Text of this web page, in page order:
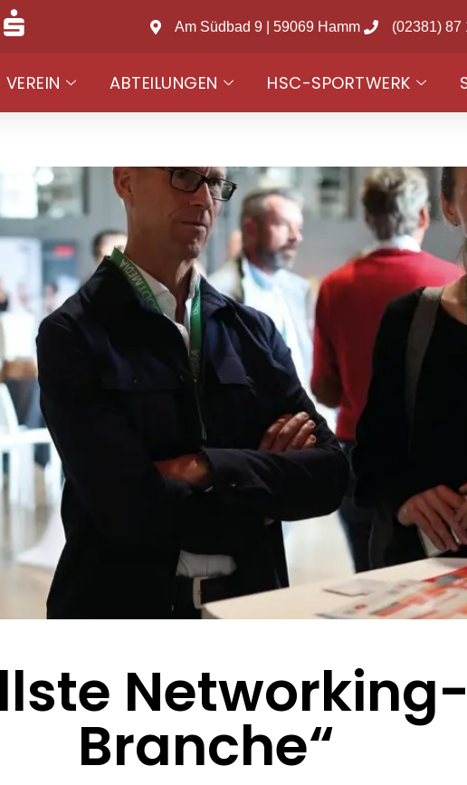
Am Südbad 9 | 59069 Hamm (02381) 87
VEREIN ABTEILUNGEN HSC-SPORTWERK
Branche“